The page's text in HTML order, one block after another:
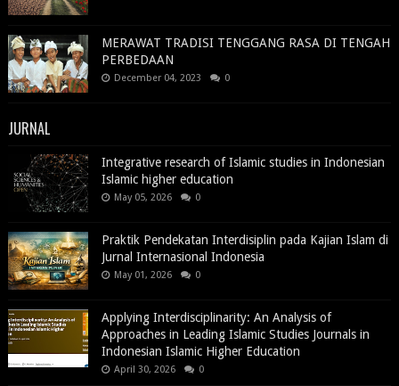
MERAWAT TRADISI TENGGANG RASA DI TENGAH
PERBEDAAN
December 04, 2023 0
JURNAL
Integrative research of Islamic studies in Indonesian
Islamic higher education
May 05, 2026 0
Praktik Pendekatan Interdisiplin pada Kajian Islam di
Jurnal Internasional Indonesia
May 01, 2026 0
Applying Interdisciplinarity: An Analysis of
Approaches in Leading Islamic Studies Journals in
Indonesian Islamic Higher Education
April 30, 2026 0